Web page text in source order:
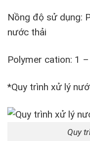
Nồng độ sử dụng:
nước thải
Polymer cation: 1
*Quy trình xử lý
Quy